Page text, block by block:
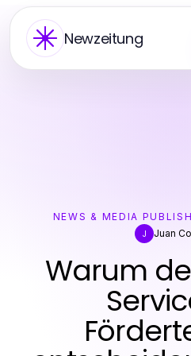
Newzeitung
NEWS & MEDIA
J
Juan
Warum